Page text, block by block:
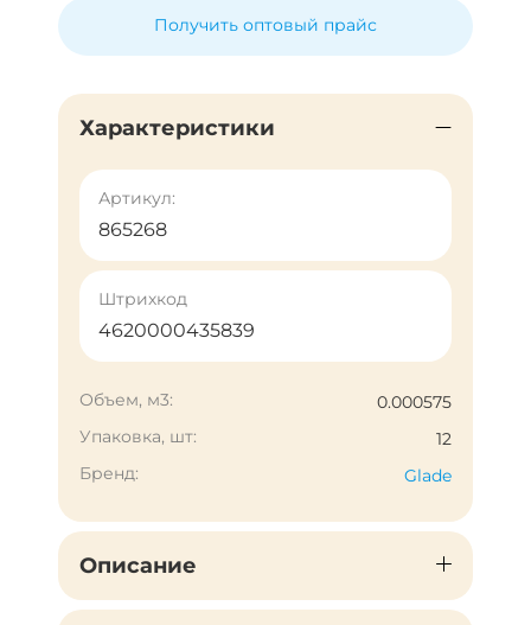
Получить оптовый прайс
Характеристики
Артикул:
865268
Штрихкод
4620000435839
Объем, м3:
0.000575
Упаковка, шт:
12
Бренд:
Glade
Описание